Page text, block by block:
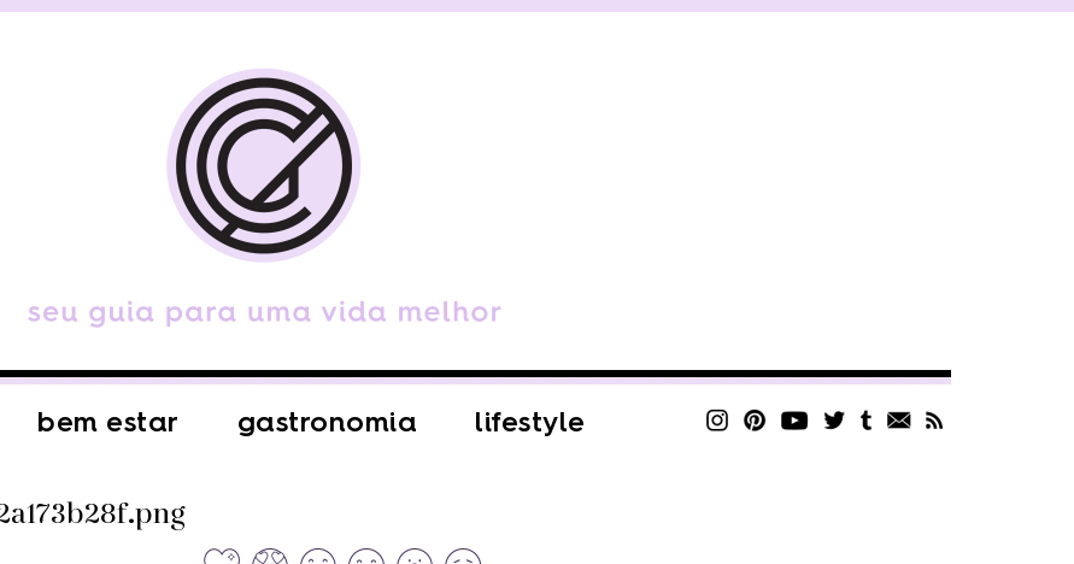
bem estar gastronomia lifestyle